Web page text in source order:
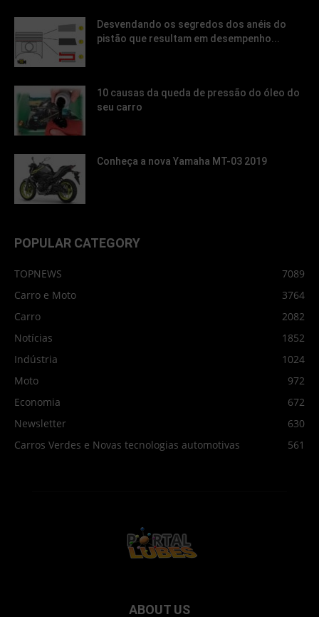
Desvendando os segredos dos anéis do
pistão que resultam em desempenho...
10 causas da queda de pressão do óleo do
seu carro
Conheça a nova Yamaha MT-03 2019
POPULAR CATEGORY
TOPNEWS
7089
Carro e Moto
3764
Carro
2082
Notícias
1852
Indústria
1024
Moto
972
Economia
672
Newsletter
630
Carros Verdes e Novas tecnologias automotivas
561
ABOUT US